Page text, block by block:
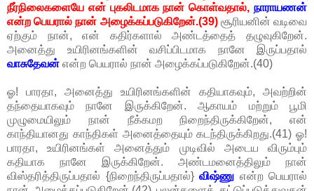
நீர்நிலைகளையே என் புகலிடமாக நான் கொள்வதால், நாராயணன்
என்ற பெயரால் நான் அழைக்கப்படுகிறேன்.(39)சூரியனின் வடிவை
ஏற்கும் நான், என் கதிர்களால் அண்டத்தைத் தழுவுகிறேன்.
அனைத்து உயிரினங்களின் வசிப்பிடமாக நானே இருப்பதால்
வாசுதேவன் என்ற பெயரால் நான் அழைக்கப்படுகிறேன்.(40)
ஓ! பாரதா, அனைத்து உயிரினங்களின் கதியாகவும், அவற்றின்
தந்தையாகவும் நானே இருக்கிறேன். ஆகாயம் மற்றும் பூமி
முழுமையிலும் நான் நீக்கமற நிறைந்திருக்கிறேன், என்
காந்தியானது காந்திகள் அனைத்தையும் கடந்திருக்கிறது.(41) ஓ!
பாரதா, உயிரினங்கள் அனைத்தும் முடிவில் அடைய விரும்பும்
கதியாக நானே இருக்கிறேன். அண்டமனைத்திலும் நான்
விஸ்தரித்திருப்பதால் {நிறைந்திருப்பதால்} விஷ்ணு என்ற பெயரால்